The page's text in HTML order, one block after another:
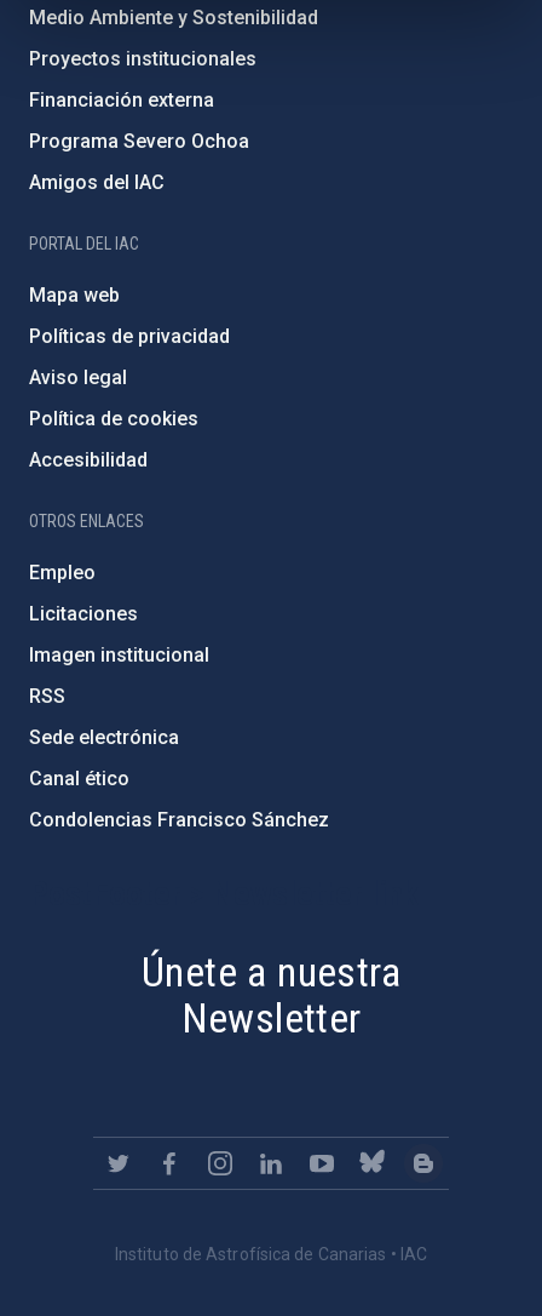
Medio Ambiente y Sostenibilidad
Proyectos institucionales
Financiación externa
Programa Severo Ochoa
Amigos del IAC
PORTAL DEL IAC
Mapa web
Políticas de privacidad
Aviso legal
Política de cookies
Accesibilidad
OTROS ENLACES
Empleo
Licitaciones
Imagen institucional
RSS
Sede electrónica
Canal ético
Condolencias Francisco Sánchez
Únete a nuestra
Newsletter
Instituto de Astrofísica de Canarias • IAC